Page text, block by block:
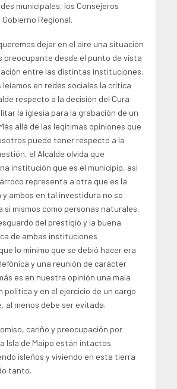
municipales, los Consejeros
Regional.
dejar en el aire una situación
preocupante desde el punto de vista
entre las distintas instituciones.
leíamos en redes sociales la crítica
respecto a la decisión del Cura
la iglesia para la grabación de un
allá de las legítimas opiniones que
puede tener respecto a la
el Alcalde olvida que
institución que es el municipio, así
representa a otra que es la
y ambos en tal investidura no se
si mismos como personas naturales,
del prestigio y la buena
de ambas instituciones
lo mínimo que se debió hacer era
y una reunión de carácter
es en nuestra opinión una mala
política y en el ejercicio de un cargo
al menos debe ser evitada.
cariño y preocupación por
Isla de Maipo están intactos.
isleños y viviendo en esta tierra
tanto.